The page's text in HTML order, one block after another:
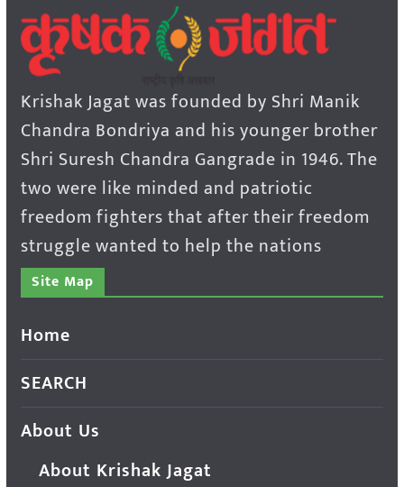
Krishak Jagat was founded by Shri Manik
Chandra Bondriya and his younger brother
Shri Suresh Chandra Gangrade in 1946. The
two were like minded and patriotic
freedom fighters that after their freedom
struggle wanted to help the nations
Site Map
Home
SEARCH
About Us
About Krishak Jagat